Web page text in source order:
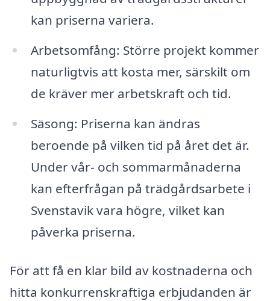
kan priserna variera.
Arbetsomfång: Större projekt kommer
naturligtvis att kosta mer, särskilt om
de kräver mer arbetskraft och tid.
Säsong: Priserna kan ändras
beroende på vilken tid på året det är.
Under vår- och sommarmånaderna
kan efterfrågan på trädgårdsarbete i
Svenstavik vara högre, vilket kan
påverka priserna.
För att få en klar bild av kostnaderna och
hitta konkurrenskraftiga erbjudanden är